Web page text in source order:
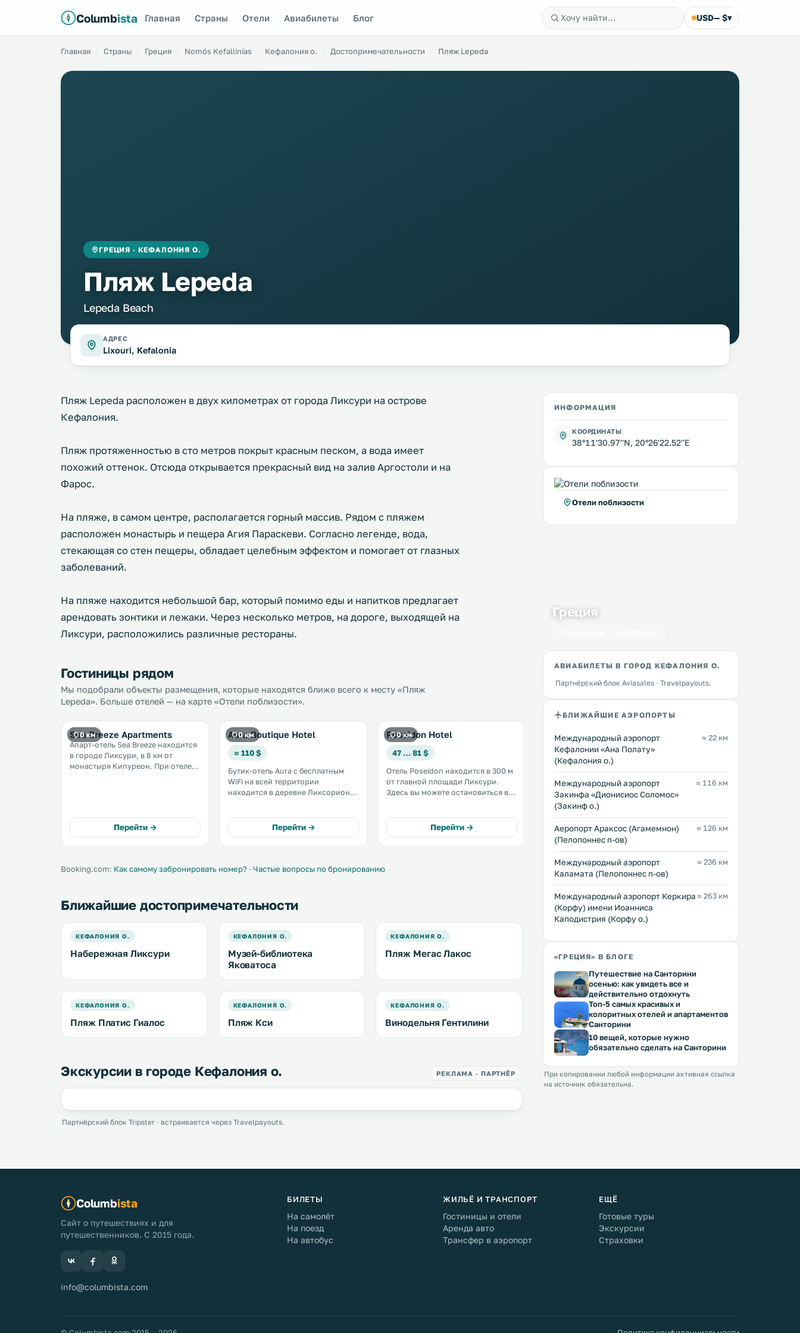
Columbista Главная Страны Отели Авиабилеты Блог USD— $▾
Главная Страны Греция Nomós Kefallinías Кефалония о. Достопримечательности Пляж Lepeda
ГРЕЦИЯ · КЕФАЛОНИЯ О.
Пляж Lepeda
Lepeda Beach
АДРЕС
Lixouri, Kefalonia
Пляж Lepeda расположен в двух километрах от города Ликсури на острове
Кефалония.
Пляж протяженностью в сто метров покрыт красным песком, а вода имеет
похожий оттенок. Отсюда открывается прекрасный вид на залив Аргостоли и на
Фарос.
На пляже, в самом центре, располагается горный массив. Рядом с пляжем
расположен монастырь и пещера Агия Параскеви. Согласно легенде, вода,
стекающая со стен пещеры, обладает целебным эффектом и помогает от глазных
заболеваний.
На пляже находится небольшой бар, который помимо еды и напитков предлагает
арендовать зонтики и лежаки. Через несколько метров, на дороге, выходящей на
Ликсури, расположились различные рестораны.
Гостиницы рядом
Мы подобрали объекты размещения, которые находятся ближе всего к месту «Пляж
Lepeda». Больше отелей — на карте «Отели поблизости».
0 км
Sea Breeze Apartments
Апарт-отель Sea Breeze находится
в городе Ликсури, в 8 км от
монастыря Кипуреон. При отеле
Перейти →
0 км
Aura Boutique Hotel
≈ 110 $
Бутик-отель Aura с бесплатным
WiFi на всей территории
находится в деревне Ликсорион.
Перейти →
0 км
Poseidon Hotel
47 … 81 $
Отель Poseidon находится в 300 м
от главной площади Ликсури.
Здесь вы можете остановиться в
Бесплатными шезлонгами и
зонтиками можно
воспользоваться на пляже прямо
Перейти →
0 км
Bella Vista Studios and
Apartments
≈ 139 $
Отель Bella Vista Studios and
Apartments находится в 200
метрах от пляжа Ликсури. К
номера-студио с собственной
кухней и меблированным
балконом, а также окруженный
шезлонгами и видом на
Ионическое. . . .
Перейти →
0 км
Hotel Summery
Отель Summery
Ликсури, в окружении
детская площадка. .
Booking.com: Как самому забронировать номер? · Частые вопросы по бронированию
Ближайшие достопримечательности
КЕФАЛОНИЯ О.
Набережная Ликсури
КЕФАЛОНИЯ О.
Музей-библиотека
Яковатоса
КЕФАЛОНИЯ О.
Пляж Мегас Лакос
КЕФАЛОНИЯ О.
Пляж Платис Гиалос
КЕФАЛОНИЯ О.
Пляж Кси
КЕФАЛОНИЯ О.
Винодельня Гентилини
Экскурсии в городе Кефалония о. РЕКЛАМА · ПАРТНЁР
Партнёрский блок Tripster · встраивается через Travelpayouts.
ИНФОРМАЦИЯ
КООРДИНАТЫ
38°11'30.97''N, 20°26'22.52''E
Отели поблизости
Греция
АВИАБИЛЕТЫ В ГОРОД КЕФАЛОНИЯ О.
Партнёрский блок Aviasales · Travelpayouts.
БЛИЖАЙШИЕ АЭРОПОРТЫ
Международный аэропорт
Кефалонии «Ана Полату»
(Кефалония о.)
≈ 22 км
Международный аэропорт
Закинфа «Дионисиос Соломос»
(Закинф о.)
≈ 116 км
Аеропорт Араксос (Агамемнон)
(Пелопоннес п-ов)
≈ 126 км
Международный аэропорт
Каламата (Пелопоннес п-ов)
≈ 236 км
Международный аэропорт Керкира
(Корфу) имени Иоанниса
Каподистрия (Корфу о.)
≈ 263 км
«ГРЕЦИЯ» В БЛОГЕ
Путешествие на Санторини
осенью: как увидеть все и
действительно отдохнуть
Топ-5 самых красивых и
колоритных отелей и апартаментов
Санторини
10 вещей, которые нужно
обязательно сделать на Санторини
При копировании любой информации активная ссылка
на источник обязательна.
Columbista
Сайт о путешествиях и для
путешественников. С 2015 года.
info@columbista.com
БИЛЕТЫ
На самолёт
На поезд
На автобус
ЖИЛЬЁ И ТРАНСПОРТ
Гостиницы и отели
Аренда авто
Трансфер в аэропорт
ЕЩЁ
Готовые туры
Экскурсии
Страховки